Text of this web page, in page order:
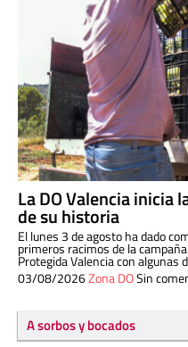
La DO Valencia inicia
de su historia
El lunes 3 de agosto ha dado
primeros racimos de la
Protegida Valencia con
03/08/2026Zona DOSin
A sorbos y bocados